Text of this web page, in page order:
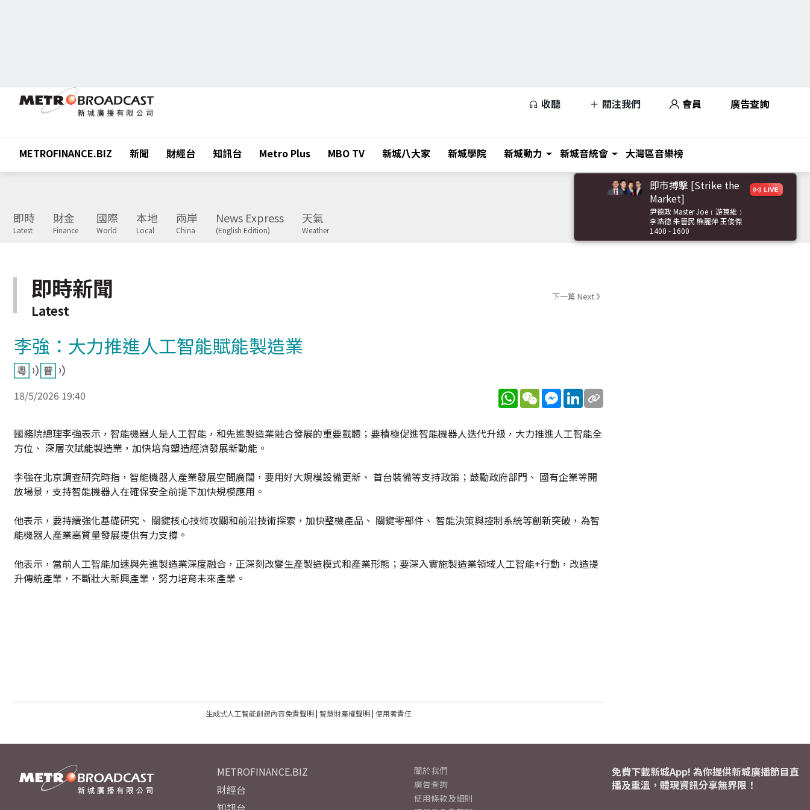
收聽 關注我們 會員 廣告查詢
METROFINANCE.BIZ 新聞 財經台 知訊台 Metro Plus MBO TV 新城八大家 新城學院 新城動力 新城音統會 大灣區音樂榜
即時
Latest
財金
Finance
國際
World
本地
Local
兩岸
China
News Express
(English Edition)
天氣
Weather
即市搏擊 [Strike the
Market]
尹德政 Master Joe﹝游莨維﹞
李浩德 朱晉民 熊麗萍 王俊傑
1400 - 1600
即時新聞
Latest
下一篇 Next 》
李強：大力推進人工智能賦能製造業
18/5/2026 19:40 WhatsApp
WeChatMessenger
LinkedIn
國務院總理李強表示，智能機器人是人工智能，和先進製造業融合發展的重要載體；要積極促進智能機器人迭代升級，大力推進人工智能全
方位、 深層次賦能製造業，加快培育塑造經濟發展新動能。
李強在北京調查研究時指，智能機器人產業發展空間廣闊，要用好大規模設備更新、 首台裝備等支持政策；鼓勵政府部門、 國有企業等開
放場景，支持智能機器人在確保安全前提下加快規模應用。
他表示，要持續強化基礎研究、 關鍵核心技術攻關和前沿技術探索，加快整機產品、 關鍵零部件、 智能決策與控制系統等創新突破，為智
能機器人產業高質量發展提供有力支撐。
他表示，當前人工智能加速與先進製造業深度融合，正深刻改變生產製造模式和產業形態；要深入實施製造業領域人工智能+行動，改造提
升傳統產業，不斷壯大新興產業，努力培育未來產業。
生成式人工智能創建內容免責聲明| 智慧財產權聲明| 使用者責任
METROFINANCE.BIZ
財經台
關於我們
廣告查詢
使用條款及細則
免費下載新城App! 為你提供新城廣播節目直
播及重溫，體現資訊分享無界限！